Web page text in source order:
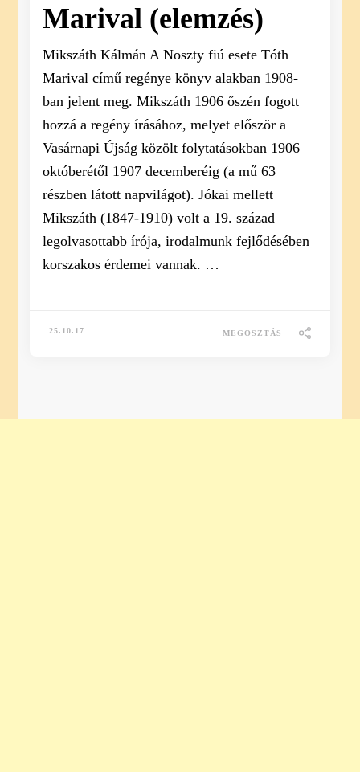
Marival (elemzés)
Mikszáth Kálmán A Noszty fiú esete Tóth
Marival című regénye könyv alakban 1908-
ban jelent meg. Mikszáth 1906 őszén fogott
hozzá a regény írásához, melyet először a
Vasárnapi Újság közölt folytatásokban 1906
októberétől 1907 decemberéig (a mű 63
részben látott napvilágot). Jókai mellett
Mikszáth (1847-1910) volt a 19. század
legolvasottabb írója, irodalmunk fejlődésében
korszakos érdemei vannak. …
25.10.17 MEGOSZTÁS